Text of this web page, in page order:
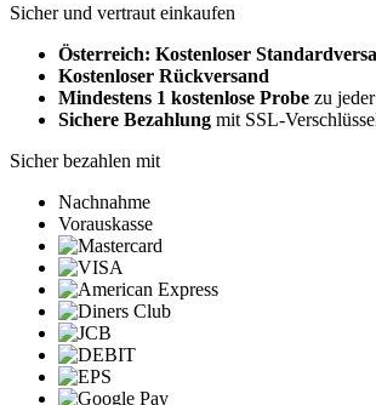
Sicher und vertraut einkaufen
Österreich: Kostenloser
Kostenloser Rückversand
Mindestens 1 kostenlose Probe zu
Sichere Bezahlung mit SSL-
Sicher bezahlen mit
Nachnahme
Vorauskasse